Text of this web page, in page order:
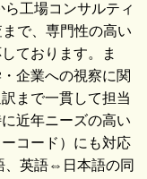
ら工場コンサルティ
で、専門性の高い
ております。ま
企業への視察に関
まで一貫して担当
近年ニーズの高い
コード）にも対応
、英語⇔日本語の同